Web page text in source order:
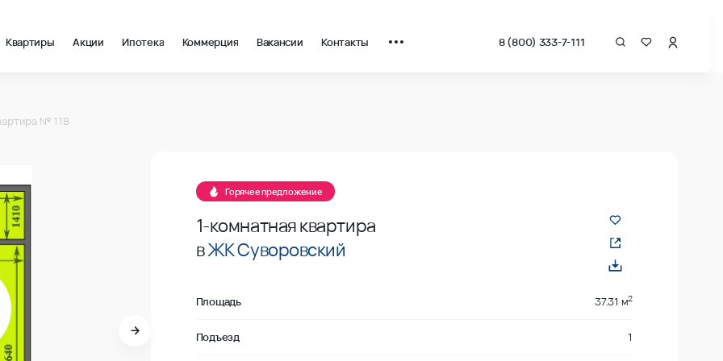
Квартиры Акции Ипотека Коммерция Вакансии Контакты 8 (800) 333-7-111
№ 118
Горячее предложение
1-комнатная квартира
вЖК Суворовский
Площадь 37.31 м2
Подъезд 1